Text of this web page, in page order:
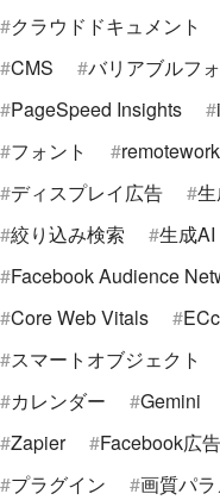
クラウドドキュメント
CMS
バリアブルフ
PageSpeed Insights
フォント
remotework
ディスプレイ広告
絞り込み検索
生成AI
Facebook Audience
Core Web Vitals
スマートオブジェクト
カレンダー
Gemini
Zapier
Facebook広告
プラグイン
画質パ